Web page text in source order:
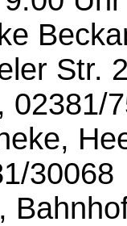
Str.
02381/
30068